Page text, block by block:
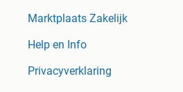
Marktplaats Zakelijk
Help en Info
Privacyverklaring